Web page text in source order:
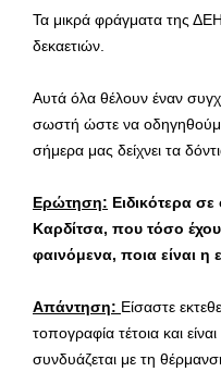
Τα μικρά φράγματα της
δεκαετιών.
Αυτά όλα θέλουν έναν
σωστή ώστε να
σήμερα μας δείχνει τα
Ερώτηση: Ειδικότερα
Καρδίτσα, που τόσο
φαινόμενα, ποια είναι η
Απάντηση: Είσαστε
τοπογραφία τέτοια και
συνδυάζεται με τη